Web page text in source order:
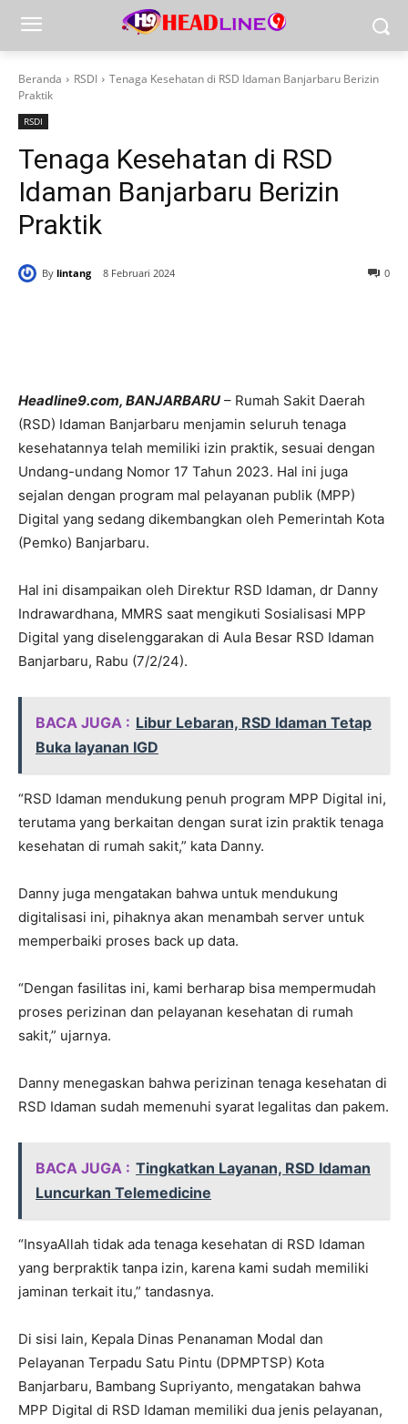
Beranda RSDI
Tenaga Kesehatan di RSD Idaman Banjarbaru Berizin
Praktik
RSDI
Tenaga Kesehatan di RSD
Idaman Banjarbaru Berizin
Praktik
By lintang 8 Februari 2024 0
Headline9.com, BANJARBARU – Rumah Sakit Daerah
(RSD) Idaman Banjarbaru menjamin seluruh tenaga
kesehatannya telah memiliki izin praktik, sesuai dengan
Undang-undang Nomor 17 Tahun 2023. Hal ini juga
sejalan dengan program mal pelayanan publik (MPP)
Digital yang sedang dikembangkan oleh Pemerintah Kota
(Pemko) Banjarbaru.
Hal ini disampaikan oleh Direktur RSD Idaman, dr Danny
Indrawardhana, MMRS saat mengikuti Sosialisasi MPP
Digital yang diselenggarakan di Aula Besar RSD Idaman
Banjarbaru, Rabu (7/2/24).
BACA JUGA : Libur Lebaran, RSD Idaman Tetap
Buka layanan IGD
“RSD Idaman mendukung penuh program MPP Digital ini,
terutama yang berkaitan dengan surat izin praktik tenaga
kesehatan di rumah sakit,” kata Danny.
Danny juga mengatakan bahwa untuk mendukung
digitalisasi ini, pihaknya akan menambah server untuk
memperbaiki proses back up data.
“Dengan fasilitas ini, kami berharap bisa mempermudah
proses perizinan dan pelayanan kesehatan di rumah
sakit,” ujarnya.
Danny menegaskan bahwa perizinan tenaga kesehatan di
RSD Idaman sudah memenuhi syarat legalitas dan pakem.
BACA JUGA : Tingkatkan Layanan, RSD Idaman
Luncurkan Telemedicine
“InsyaAllah tidak ada tenaga kesehatan di RSD Idaman
yang berpraktik tanpa izin, karena kami sudah memiliki
jaminan terkait itu,” tandasnya.
Di sisi lain, Kepala Dinas Penanaman Modal dan
Pelayanan Terpadu Satu Pintu (DPMPTSP) Kota
Banjarbaru, Bambang Supriyanto, mengatakan bahwa
MPP Digital di RSD Idaman memiliki dua jenis pelayanan,